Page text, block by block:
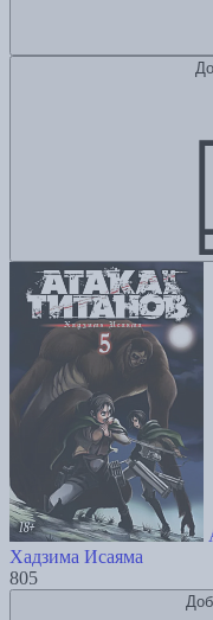
Хадзима Исаяма
805